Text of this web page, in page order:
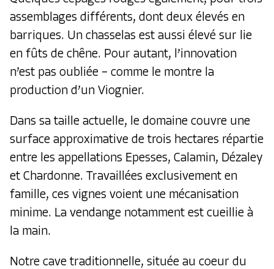
assemblages différents, dont deux élevés en
barriques. Un chasselas est aussi élevé sur lie
en fûts de chêne. Pour autant, l’innovation
n’est pas oubliée – comme le montre la
production d’un Viognier.
Dans sa taille actuelle, le domaine couvre une
surface approximative de trois hectares répartie
entre les appellations Epesses, Calamin, Dézaley
et Chardonne. Travaillées exclusivement en
famille, ces vignes voient une mécanisation
minime. La vendange notamment est cueillie à
la main.
Notre cave traditionnelle, située au coeur du